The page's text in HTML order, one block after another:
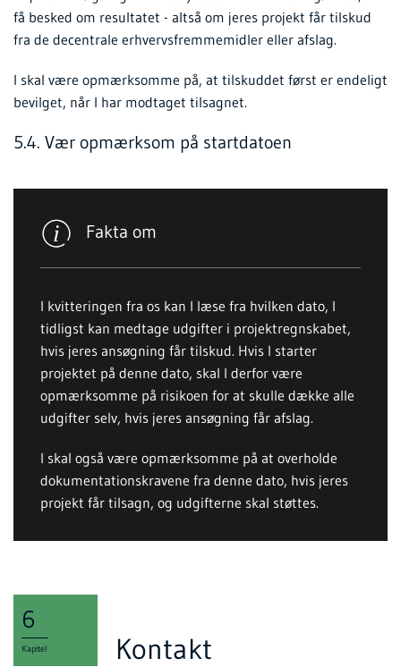
få besked om resultatet - altså om jeres projekt får tilskud
fra de decentrale erhvervsfremmemidler eller afslag.
I skal være opmærksomme på, at tilskuddet først er endeligt
bevilget, når I har modtaget tilsagnet.
5.4. Vær opmærksom på startdatoen
Fakta om
I kvitteringen fra os kan I læse fra hvilken dato, I
tidligst kan medtage udgifter i projektregnskabet,
hvis jeres ansøgning får tilskud. Hvis I starter
projektet på denne dato, skal I derfor være
opmærksomme på risikoen for at skulle dække alle
udgifter selv, hvis jeres ansøgning får afslag.
I skal også være opmærksomme på at overholde
dokumentationskravene fra denne dato, hvis jeres
projekt får tilsagn, og udgifterne skal støttes.
Kapitel
6
Kontakt